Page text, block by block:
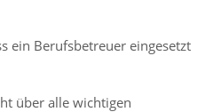
ein Berufsbetreuer eingesetzt
über alle wichtigen